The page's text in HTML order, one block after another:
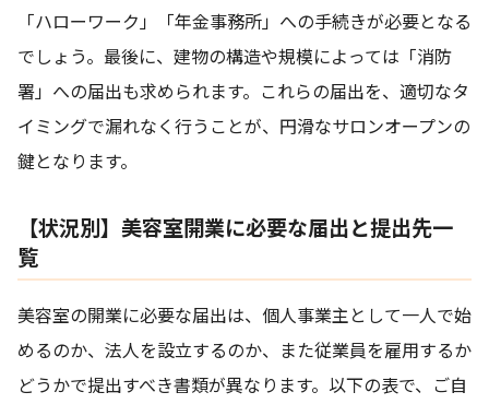
「ハローワーク」「年金事務所」への手続きが必要となる
でしょう。最後に、建物の構造や規模によっては「消防
署」への届出も求められます。これらの届出を、適切なタ
イミングで漏れなく行うことが、円滑なサロンオープンの
鍵となります。
【状況別】美容室開業に必要な届出と提出先一
覧
美容室の開業に必要な届出は、個人事業主として一人で始
めるのか、法人を設立するのか、また従業員を雇用するか
どうかで提出すべき書類が異なります。以下の表で、ご自